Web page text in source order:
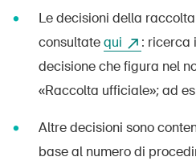
Le decisioni della
consultatequi
: ricerca
decisione che figura nel
«Raccolta ufficiale»; ad
Altre decisioni sono
base al numero di